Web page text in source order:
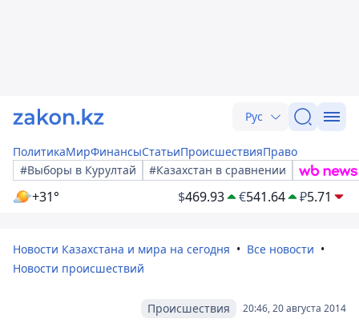
Рус
ПолитикаМирФинансыСтатьиПроисшествияПраво
#Выборы в Курултай
#Казахстан в сравнении
+31° $469.93 €541.64 ₽5.71
Новости Казахстана и мира на сегодня
Все новости
Новости происшествий
20:46, 20 августа 2014
Происшествия